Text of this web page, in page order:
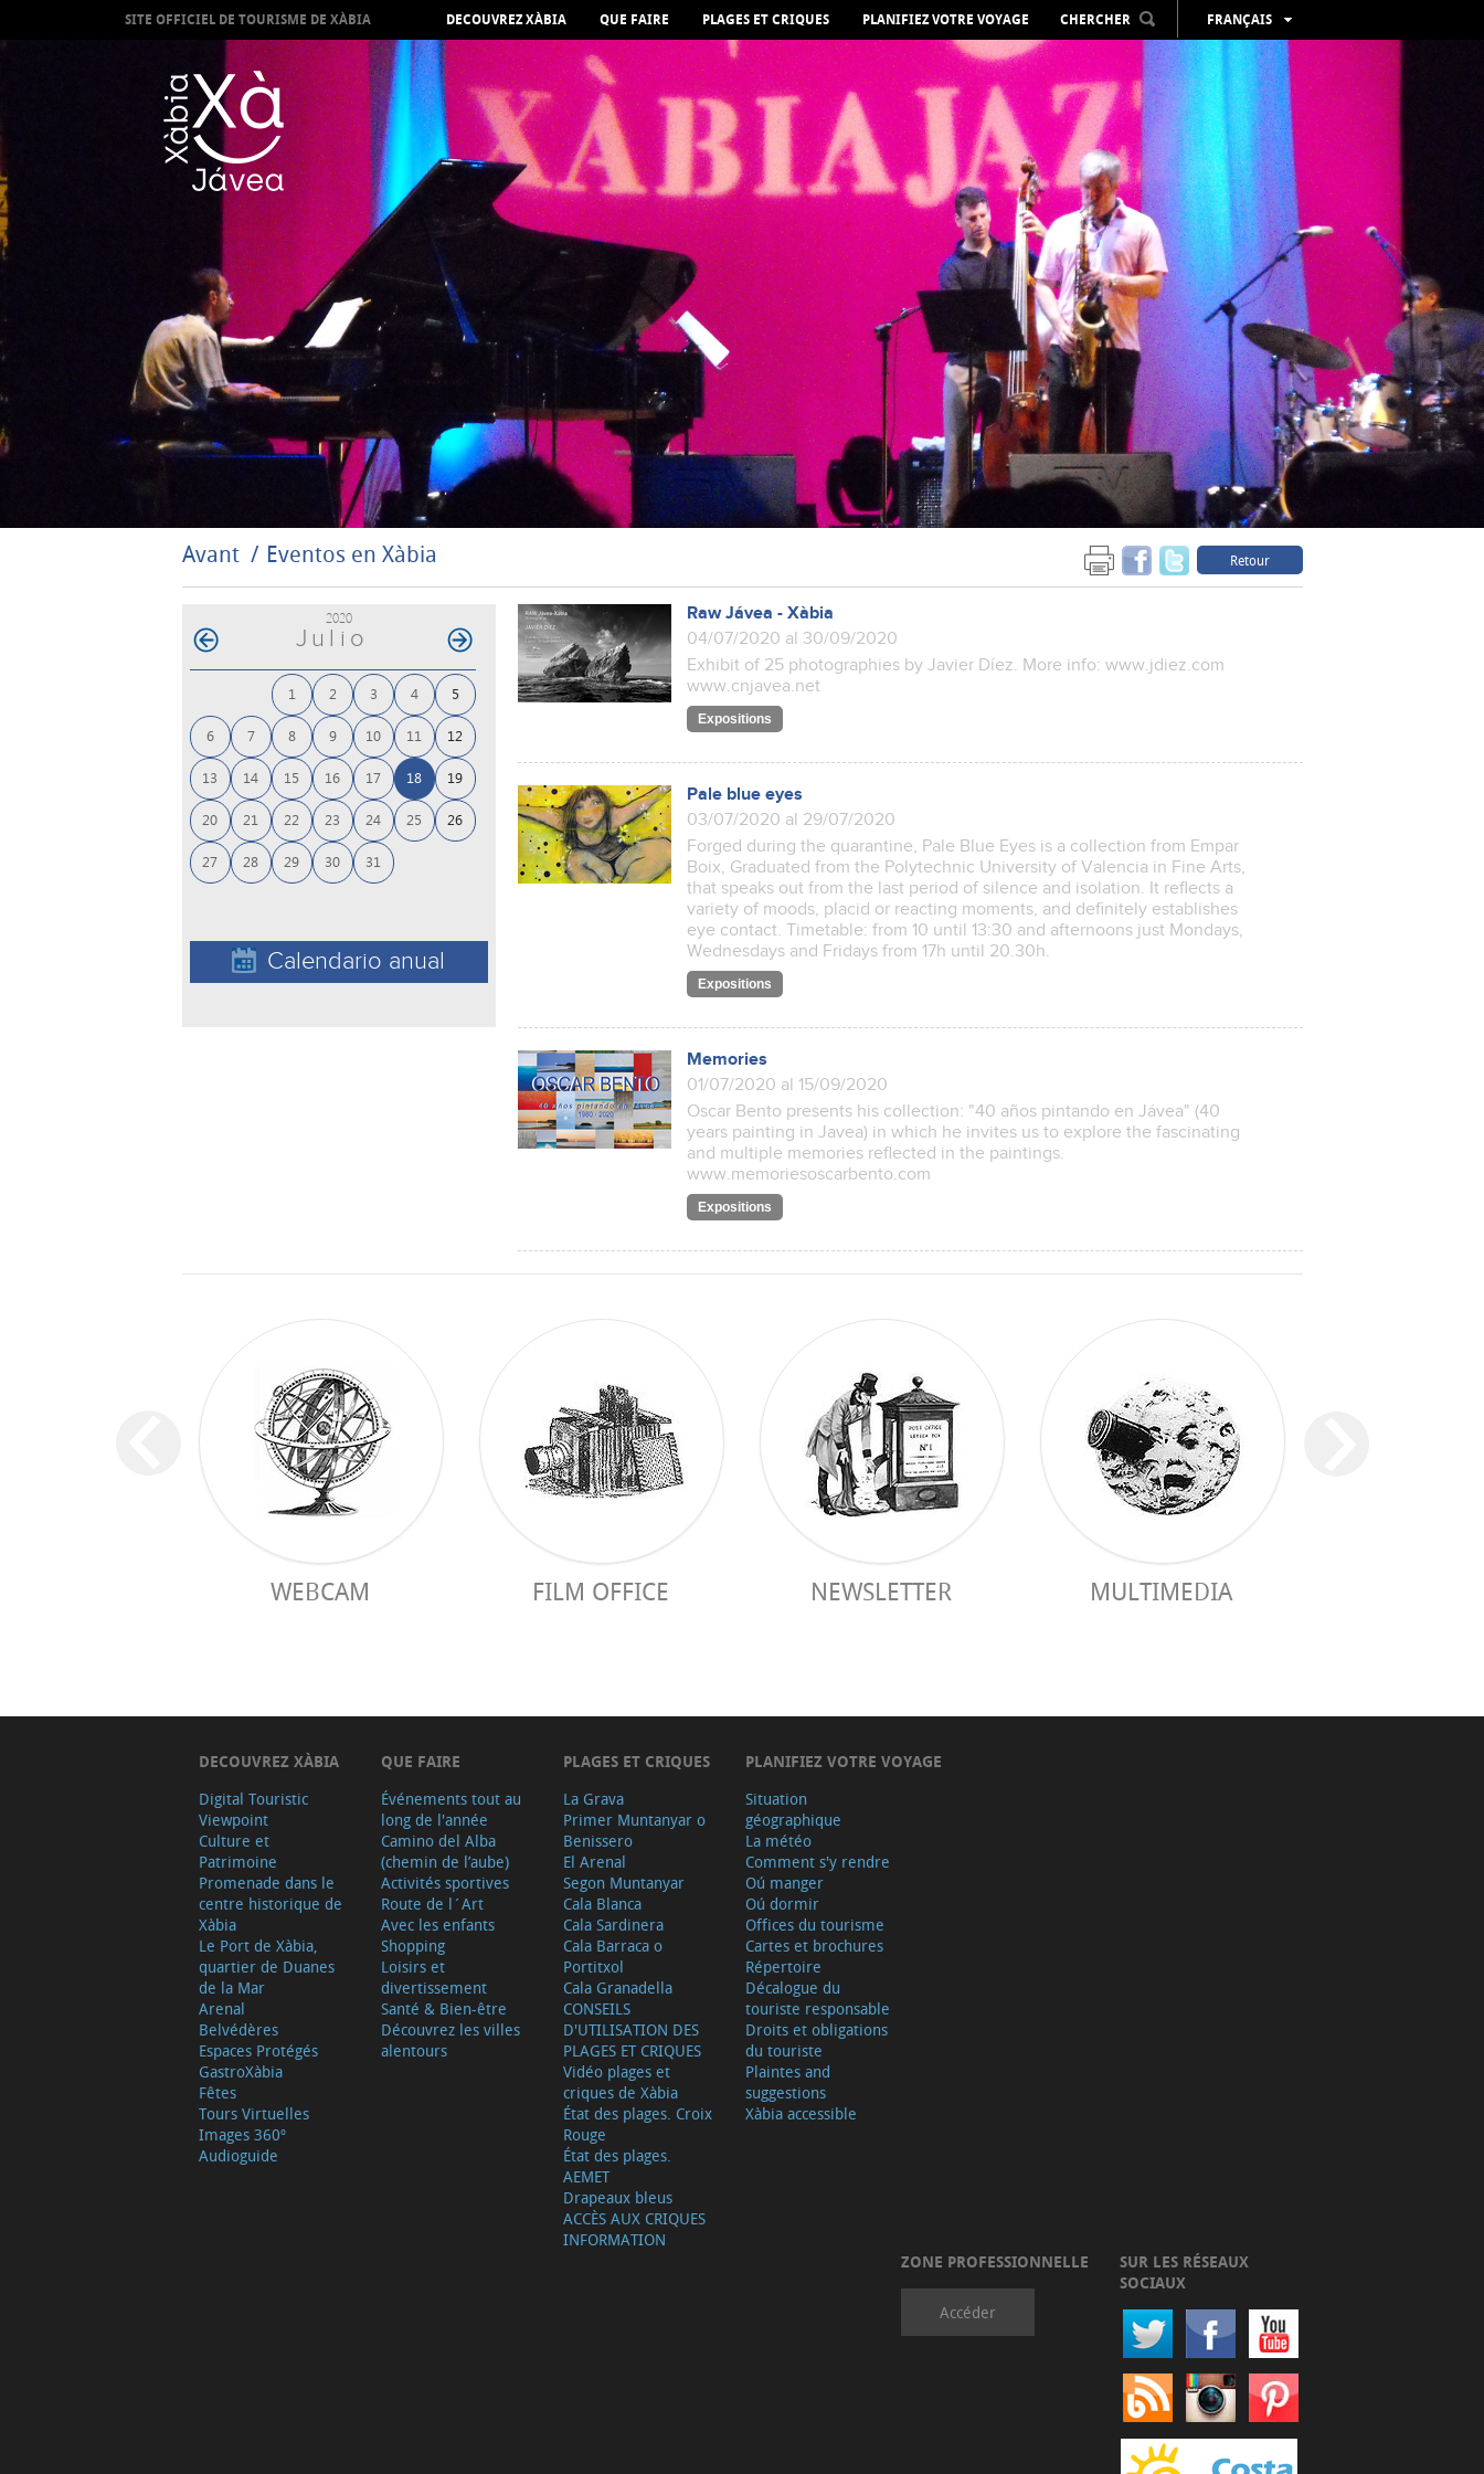
SITE OFFICIEL DE TOURISME DE XÀBIA DECOUVREZ XÀBIA QUE FAIRE PLAGES ET CRIQUES PLANIFIEZ VOTRE VOYAGE CHERCHER
FRANÇAIS
ESPAÑOL
VALENCIÀ
ENGLISH
DEUTSCH
РУССКИЙ
Avant Eventos en Xàbia Retour
2020
Julio
1 2 3 4 5
6 7 8 9 10 11 12
13 14 15 16 17 18 19
20 21 22 23 24 25 26
27 28 29 30 31
Calendario anual
Raw Jávea - Xàbia
04/07/2020 al 30/09/2020
Exhibit of 25 photographies by Javier Díez. More info: www.jdiez.com
www.cnjavea.net
Expositions
Pale blue eyes
03/07/2020 al 29/07/2020
Forged during the quarantine, Pale Blue Eyes is a collection from Empar
Boix, Graduated from the Polytechnic University of Valencia in Fine Arts,
that speaks out from the last period of silence and isolation. It reflects a
variety of moods, placid or reacting moments, and definitely establishes
eye contact. Timetable: from 10 until 13:30 and afternoons just Mondays,
Wednesdays and Fridays from 17h until 20.30h.
Expositions
Memories
01/07/2020 al 15/09/2020
Oscar Bento presents his collection: "40 años pintando en Jávea" (40
years painting in Javea) in which he invites us to explore the fascinating
and multiple memories reflected in the paintings.
www.memoriesoscarbento.com
Expositions
WEBCAM FILM OFFICE NEWSLETTER MULTIMEDIA
DECOUVREZ XÀBIA
Digital Touristic
Viewpoint
Culture et
Patrimoine
Promenade dans le
centre historique de
Xàbia
Le Port de Xàbia,
quartier de Duanes
de la Mar
Arenal
Belvédères
Espaces Protégés
GastroXàbia
Fêtes
Tours Virtuelles
Images 360º
Audioguide
QUE FAIRE
Événements tout au
long de l'année
Camino del Alba
(chemin de l’aube)
Activités sportives
Route de l´Art
Avec les enfants
Shopping
Loisirs et
divertissement
Santé & Bien-être
Découvrez les villes
alentours
PLAGES ET CRIQUES
La Grava
Primer Muntanyar o
Benissero
El Arenal
Segon Muntanyar
Cala Blanca
Cala Sardinera
Cala Barraca o
Portitxol
Cala Granadella
CONSEILS
D'UTILISATION DES
PLAGES ET CRIQUES
Vidéo plages et
criques de Xàbia
État des plages. Croix
Rouge
État des plages.
AEMET
Drapeaux bleus
ACCÈS AUX CRIQUES
INFORMATION
PLANIFIEZ VOTRE VOYAGE
Situation
géographique
La météo
Comment s'y rendre
Oú manger
Oú dormir
Offices du tourisme
Cartes et brochures
Répertoire
Décalogue du
touriste responsable
Droits et obligations
du touriste
Plaintes and
suggestions
Xàbia accessible
ZONE PROFESSIONNELLE
Accéder
SUR LES RÉSEAUX
SOCIAUX